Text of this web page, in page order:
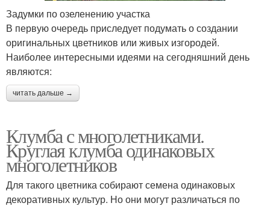
Задумки по озеленению участка
В первую очередь приследует подумать о создании
оригинальных цветников или живых изгородей.
Наиболее интересными идеями на сегодняшний день
являются:
читать дальше →
Клумба с многолетниками.
Круглая клумба одинаковых
многолетников
Для такого цветника собирают семена одинаковых
декоративных культур. Но они могут различаться по